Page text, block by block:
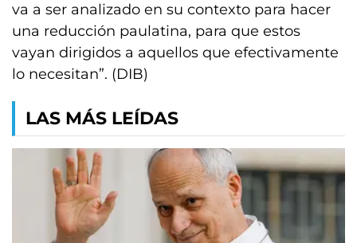
va a ser analizado en su contexto para hacer
una reducción paulatina, para que estos
vayan dirigidos a aquellos que efectivamente
lo necesitan”. (DIB)
LAS MÁS LEÍDAS